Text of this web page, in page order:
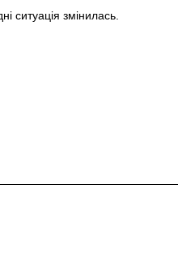
ситуація змінилась.